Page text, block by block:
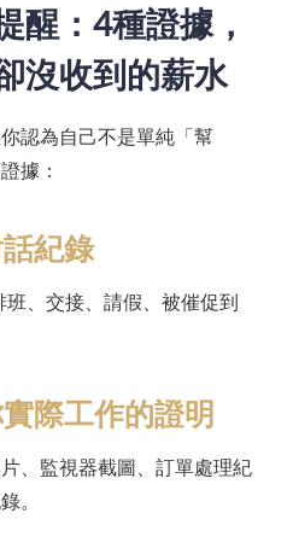
醒：4種證據，
沒收到的薪水
認為自己不是單純「幫
據：
紀錄
、交接、請假、被催促到
際工作的證明
、監視器截圖、訂單處理紀
。